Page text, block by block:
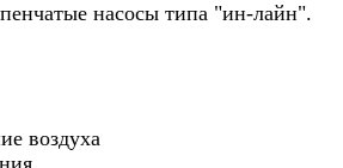
насосы типа "ин-лайн".
воздуха